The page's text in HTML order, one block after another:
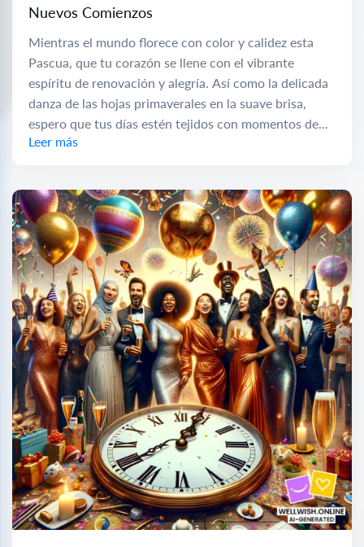
Nuevos Comienzos
Mientras el mundo florece con color y calidez esta
Pascua, que tu corazón se llene con el vibrante
espíritu de renovación y alegría. Así como la delicada
danza de las hojas primaverales en la suave brisa,
espero que tus días estén tejidos con momentos de...
Leer más